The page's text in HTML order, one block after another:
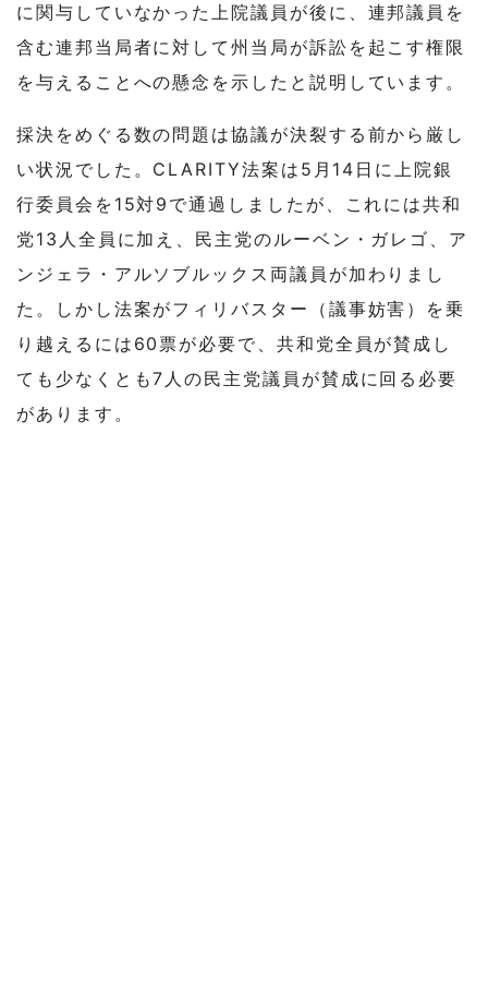
に関与していなかった上院議員が後に、連邦議員を
含む連邦当局者に対して州当局が訴訟を起こす権限
を与えることへの懸念を示したと説明しています。
採決をめぐる数の問題は協議が決裂する前から厳し
い状況でした。CLARITY法案は5月14日に上院銀
行委員会を15対9で通過しましたが、これには共和
党13人全員に加え、民主党のルーベン・ガレゴ、ア
ンジェラ・アルソブルックス両議員が加わりまし
た。しかし法案がフィリバスター（議事妨害）を乗
り越えるには60票が必要で、共和党全員が賛成し
ても少なくとも7人の民主党議員が賛成に回る必要
があります。